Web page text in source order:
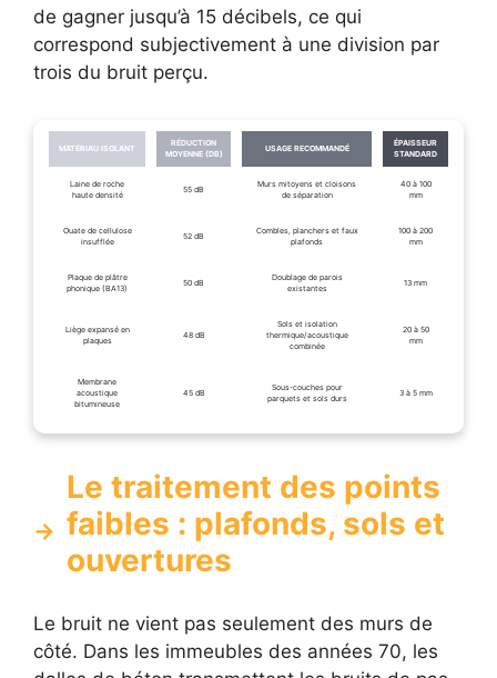
de gagner jusqu’à 15 décibels, ce qui
correspond subjectivement à une division par
trois du bruit perçu.
MATÉRIAU ISOLANT
RÉDUCTION
MOYENNE (DB)
USAGE RECOMMANDÉ
ÉPAISSEUR
STANDARD
Laine de roche
haute densité
55 dB
Murs mitoyens et cloisons
de séparation
40 à 100
mm
Ouate de cellulose
insufflée
52 dB
Combles, planchers et faux
plafonds
100 à 200
mm
Plaque de plâtre
phonique (BA13)
50 dB
Doublage de parois
existantes
13 mm
Liège expansé en
plaques
48 dB
Sols et isolation
thermique/acoustique
combinée
20 à 50
mm
Membrane
acoustique
bitumineuse
45 dB
Sous-couches pour
parquets et sols durs
3 à 5 mm
Le traitement des points
faibles : plafonds, sols et
ouvertures
Le bruit ne vient pas seulement des murs de
côté. Dans les immeubles des années 70, les